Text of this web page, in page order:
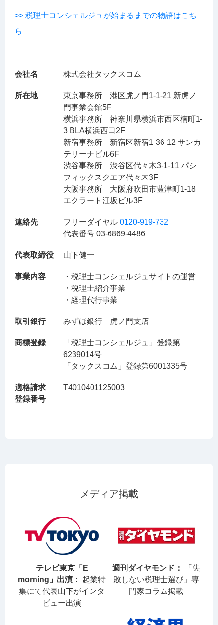
>> 税理士コンシェルジュが始まるまでの物語はこち
ら
会社名 株式会社タックスコム
所在地
東京事務所 港区虎ノ門1-1-21 新虎ノ
門事業会館5F
横浜事務所 神奈川県横浜市西区楠町1-
3 BLA横浜西口2F
新宿事務所 新宿区新宿1-36-12 サンカ
テリーナビル6F
渋谷事務所 渋谷区代々木3-1-11 パシ
フィックスクエア代々木3F
大阪事務所 大阪府吹田市豊津町1-18
エクラート江坂ビル3F
連絡先 フリーダイヤル 0120-919-732
代表番号 03-6869-4486
代表取締役 山下健一
事業内容
・税理士コンシェルジュサイトの運営
・税理士紹介事業
・経理代行事業
取引銀行 みずほ銀行 虎ノ門支店
商標登録
「税理士コンシェルジュ」登録第
6239014号
「タックスコム」登録第6001335号
適格請求
登録番号
T4010401125003
メディア掲載
テレビ東京「E
morning」出演：
起業特
集にて代表山下がインタ
ビュー出演
週刊ダイヤモンド：
「失
敗しない税理士選び」専
門家コラム掲載